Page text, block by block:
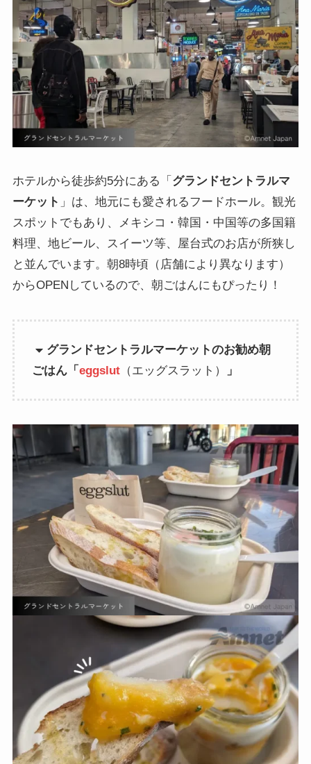
ホテルから徒歩約5分にある「 グランドセントラルマ
ーケット 」は、地元にも愛されるフードホール。観光
スポットでもあり、メキシコ・韓国・中国等の多国籍
料理、地ビール、スイーツ等、屋台式のお店が所狭し
と並んでいます。朝8時頃（店舗により異なります）
からOPENしているので、朝ごはんにもぴったり！
グランドセントラルマーケットのお勧め朝
ごはん「eggslut （エッグスラット） 」